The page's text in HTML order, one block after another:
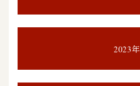
2023